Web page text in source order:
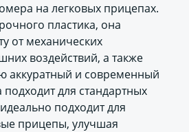
на легковых прицепах.
пластика, она
от механических
воздействий, а также
аккуратный и современный
для стандартных
подходит для
прицепы, улучшая